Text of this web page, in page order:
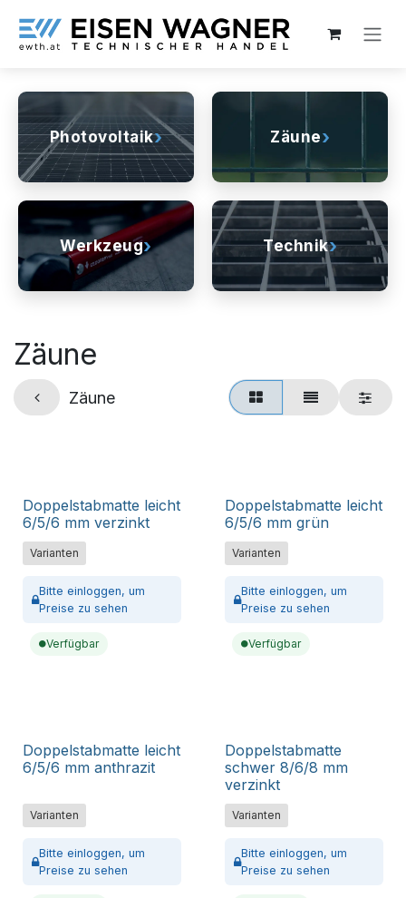
Photovoltaik› Zäune›
Werkzeug› Technik›
Zäune
Zäune
Doppelstabmatte leicht
6/5/6 mm verzinkt
Varianten
Bitte einloggen, um
Preise zu sehen
Verfügbar
Doppelstabmatte leicht
6/5/6 mm grün
Varianten
Bitte einloggen, um
Preise zu sehen
Verfügbar
Doppelstabmatte leicht
6/5/6 mm anthrazit
Varianten
Bitte einloggen, um
Preise zu sehen
Doppelstabmatte
schwer 8/6/8 mm
verzinkt
Varianten
Bitte einloggen, um
Preise zu sehen